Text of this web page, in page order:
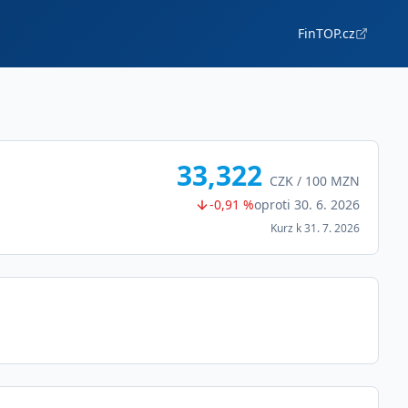
FinTOP.cz
33,322 CZK / 100 MZN
-0,91 %oproti 30. 6. 2026
Kurz k31. 7. 2026